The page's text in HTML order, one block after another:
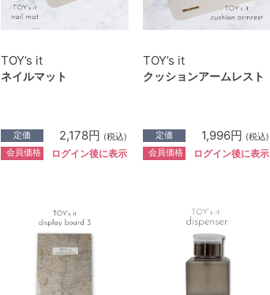
TOY’s it
ネイルマット
定価 2,178円 (税込)
会員価格 ログイン後に表示
TOY’s it
クッションアームレスト
定価 1,996円 (税込)
会員価格 ログイン後に表示